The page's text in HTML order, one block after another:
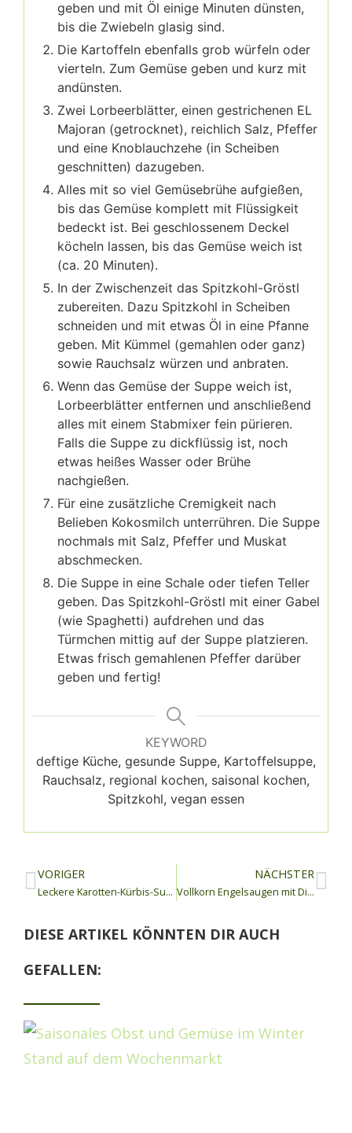
geben und mit Öl einige Minuten dünsten,
bis die Zwiebeln glasig sind.⁣⁣
Die Kartoffeln ebenfalls grob würfeln oder
vierteln. Zum Gemüse geben und kurz mit
andünsten.⁣⁣
Zwei Lorbeerblätter, einen gestrichenen EL
Majoran (getrocknet), reichlich Salz, Pfeffer
und eine Knoblauchzehe (in Scheiben
geschnitten) dazugeben.⁣⁣
Alles mit so viel Gemüsebrühe aufgießen,
bis das Gemüse komplett mit Flüssigkeit
bedeckt ist. Bei geschlossenem Deckel
köcheln lassen, bis das Gemüse weich ist
(ca. 20 Minuten).⁣⁣
In der Zwischenzeit das Spitzkohl-Gröstl
zubereiten. Dazu Spitzkohl in Scheiben
schneiden und mit etwas Öl in eine Pfanne
geben. Mit Kümmel (gemahlen oder ganz)
sowie Rauchsalz würzen und anbraten.⁣
Wenn das Gemüse der Suppe weich ist,
Lorbeerblätter entfernen und anschließend
alles mit einem Stabmixer fein pürieren.
Falls die Suppe zu dickflüssig ist, noch
etwas heißes Wasser oder Brühe
nachgießen.⁣⁣
Für eine zusätzliche Cremigkeit nach
Belieben Kokosmilch unterrühren. Die Suppe
nochmals mit Salz, Pfeffer und Muskat
abschmecken.⁣⁣
Die Suppe in eine Schale oder tiefen Teller
geben. Das Spitzkohl-Gröstl mit einer Gabel
(wie Spaghetti) aufdrehen und das
Türmchen mittig auf der Suppe platzieren.
Etwas frisch gemahlenen Pfeffer darüber
geben und fertig!
KEYWORD
deftige Küche, gesunde Suppe, Kartoffelsuppe,
Rauchsalz, regional kochen, saisonal kochen,
Spitzkohl, vegan essen
VORIGER
Leckere Karotten-Kürbis-Suppe mit Kokosmilch und wärmenden Gewürzen
NÄCHSTER
Vollkorn Engelsaugen mit Dinkelmehl
DIESE ARTIKEL KÖNNTEN DIR AUCH
GEFALLEN: